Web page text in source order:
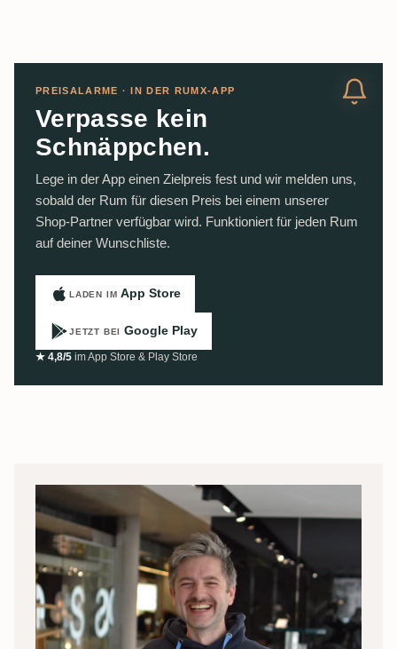
PREISALARME · IN DER RUMX-APP
Verpasse kein
Schnäppchen.
Lege in der App einen Zielpreis fest und wir melden uns,
sobald der Rum für diesen Preis bei einem unserer
Shop-Partner verfügbar wird. Funktioniert für jeden Rum
auf deiner Wunschliste.
LADEN IM App Store
JETZT BEI Google Play
★ 4,8/5 im App Store & Play Store